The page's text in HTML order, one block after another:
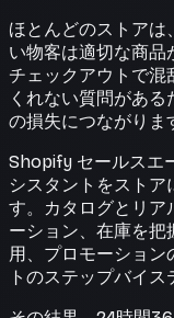
ほとんどのストアは
い物客は適切な商品
チェックアウトで混
くれない質問がある
の損失につながりま
Shopify セールスエ
シスタントをストア
す。カタログとリア
ーション、在庫を把
用、プロモーション
トのステップバイス